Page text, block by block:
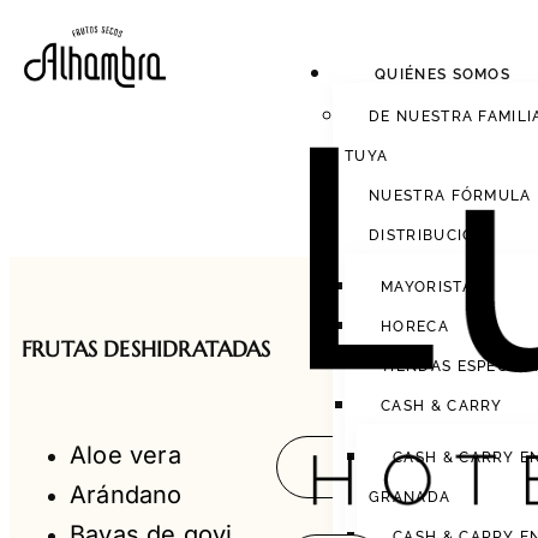
QUIÉNES SOMOS
DE NUESTRA
TUYA
NUESTRA FÓRMULA
DISTRIBUCIÓN
MAYORISTAS
HORECA
TIENDAS
CASH & CARRY
CASH & CARRY
GRANADA
FRUTAS DESHIDRATADAS
Aloe vera
Arándano
Home